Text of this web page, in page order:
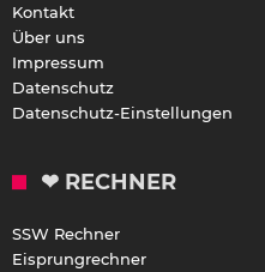
Kontakt
Über uns
Impressum
Datenschutz
Datenschutz-Einstellungen
❤ RECHNER
SSW Rechner
Eisprungrechner